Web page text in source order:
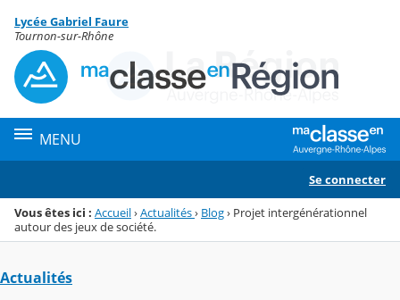
Menu de la rubrique
Contenu
Lycée Gabriel Faure
Tournon-sur-Rhône
MENU
Se connecter
Vous êtes ici : Accueil›Actualités› Blog› Projet intergénérationnel
autour des jeux de société.
Actualités